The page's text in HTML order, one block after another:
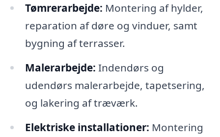
Tømrerarbejde: Montering af hylder,
reparation af døre og vinduer, samt
bygning af terrasser.
Malerarbejde: Indendørs og
udendørs malerarbejde, tapetsering,
og lakering af træværk.
Elektriske installationer: Montering